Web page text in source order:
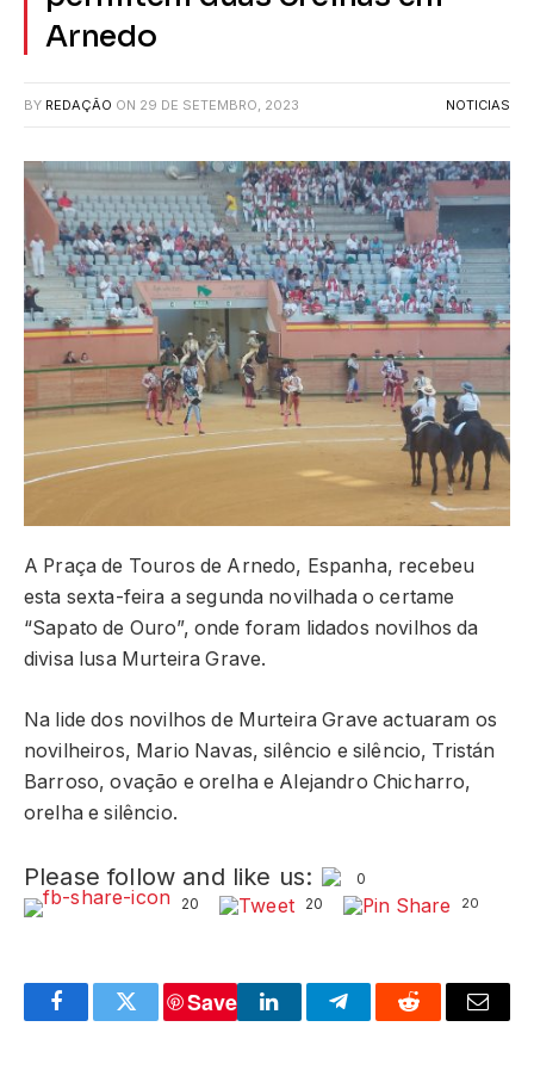
Arnedo
BY REDAÇÃO ON 29 DE SETEMBRO, 2023 NOTICIAS
A Praça de Touros de Arnedo, Espanha, recebeu
esta sexta-feira a segunda novilhada o certame
“Sapato de Ouro”, onde foram lidados novilhos da
divisa lusa Murteira Grave.
Na lide dos novilhos de Murteira Grave actuaram os
novilheiros, Mario Navas, silêncio e silêncio, Tristán
Barroso, ovação e orelha e Alejandro Chicharro,
orelha e silêncio.
Please follow and like us:
0
20
20 20
FacebookTwitter
Save
LinkedInTelegramReddit Email